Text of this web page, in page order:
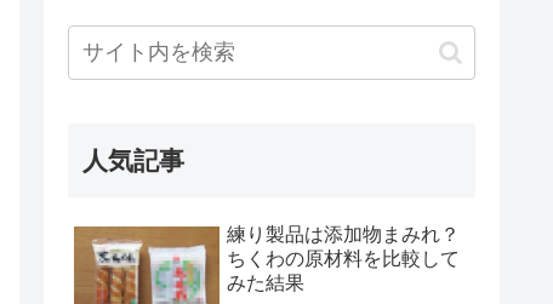
人気記事
練り製品は添加物まみれ？
ちくわの原材料を比較して
みた結果